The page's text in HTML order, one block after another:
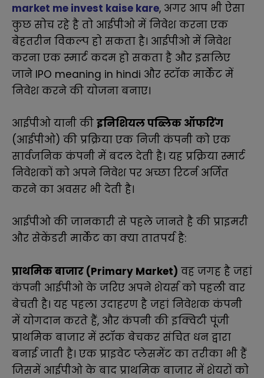
market me invest kaise kare, अगर आप भी ऐसा
कुछ सोच रहे है तो आईपीओ में निवेश करना एक
बेहतरीन विकल्प हो सकता है। आईपीओ में निवेश
करना एक स्मार्ट कदम हो सकता है और इसलिए
जाने IPO meaning in hindi और स्टॉक मार्केट में
निवेश करने की योजना बनाए।
आईपीओ यानी की इनिशियल पब्लिक ऑफरिंग
(आईपीओ) की प्रक्रिया एक निजी कंपनी को एक
सार्वजनिक कंपनी में बदल देती है। यह प्रक्रिया स्मार्ट
निवेशकों को अपने निवेश पर अच्छा रिटर्न अर्जित
करने का अवसर भी देती है।
आईपीओ की जानकारी से पहले जानते है की प्राइमरी
और सेकेंडरी मार्केट का क्या तातपर्य है:
प्राथमिक बाजार (Primary Market) वह जगह है जहां
कंपनी आईपीओ के जरिए अपने शेयर्स को पहली वार
बेचती है। यह पहला उदाहरण है जहां निवेशक कंपनी
में योगदान करते हैं, और कंपनी की इक्विटी पूंजी
प्राथमिक बाजार में स्टॉक बेचकर संचित धन द्वारा
बनाई जाती है। एक प्राइवेट प्लेसमेंट का तरीका भी हैं
जिसमें आईपीओ के बाद प्राथमिक बाजार में शेयरों को